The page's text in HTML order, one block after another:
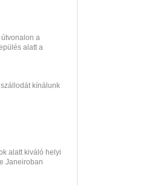
a
alatt a
kínálunk
alatt kiváló helyi
Janeiroban